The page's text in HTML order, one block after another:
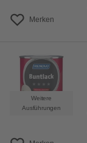
Merken
Weitere
Ausführungen